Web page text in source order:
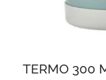
TERMO 300